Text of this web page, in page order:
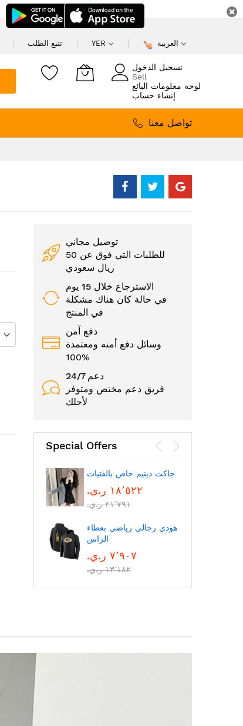
تتبع الطلب YER العربية
تسجيل الدخول
Sell
لوحة معلومات البائع
إنشاء حساب
تواصل معنا
توصيل مجاني
للطلبات التي فوق عن 50
ريال سعودي
الاسترجاع خلال 15 يوم
في حالة كان هناك مشكلة
في المنتج
دفع آمن
وسائل دفع أمنه ومعتمدة
100%
24/7 دعم
فريق دعم مختص ومتوفر
لأجلك
Special Offers
جاكت دينيم خاص بالفتيات
١٨٬٥٢٢ ر.ي.‏
٢١٬٧٩١ ر.ي.‏
هودي رجالي رياضي بغطاء
الراس
٧٬٩٠٧ ر.ي.‏
١٣٬١٨٢ ر.ي.‏